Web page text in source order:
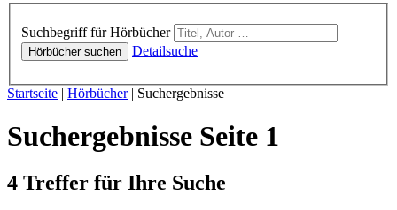
Suchbegriff für Hörbücher
Hörbücher suchen Detailsuche
Sie sind hier:
Startseite | Hörbücher| Suchergebnisse
Suchergebnisse Seite 1
4 Treffer für Ihre Suche